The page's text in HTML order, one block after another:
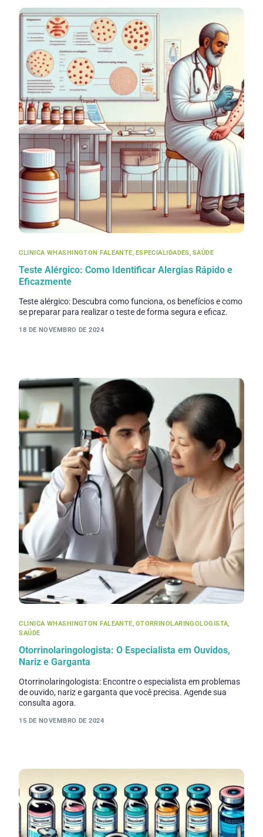
CLINICA WHASHINGTON FALEANTE, ESPECIALIDADES, SAÚDE
Teste Alérgico: Como Identificar Alergias Rápido e
Eficazmente
Teste alérgico: Descubra como funciona, os benefícios e como
se preparar para realizar o teste de forma segura e eficaz.
18 DE NOVEMBRO DE 2024
CLINICA WHASHINGTON FALEANTE OTORRINOLARINGOLOGISTA
SAÚDE
Otorrinolaringologista: O Especialista em Ouvidos,
Nariz e Garganta
Otorrinolaringologista: Encontre o especialista em problemas
de ouvido, nariz e garganta que você precisa. Agende sua
consulta agora.
15 DE NOVEMBRO DE 2024